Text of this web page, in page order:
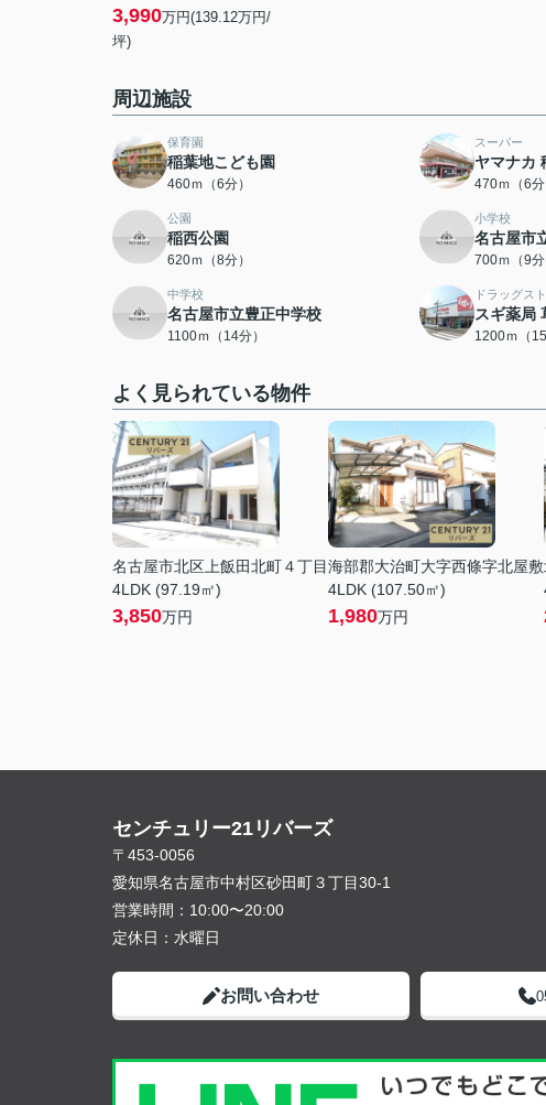
3,990万円(139.12万円/
坪)
周辺施設
保育園
稲葉地こども園
460ｍ（6分）
スーパー
ヤマナカ
470ｍ（6分
公園
稲西公園
620ｍ（8分）
小学校
名古屋市
700ｍ（9分
中学校
名古屋市立豊正中学校
1100ｍ（14分）
ドラッグス
スギ薬局
1200ｍ（15
よく見られている物件
名古屋市北区上飯田北町４丁目
4LDK (97.19㎡)
3,850万円
海部郡大治町大字西條字北屋敷
4LDK (107.50㎡)
1,980万円
センチュリー21リバーズ
〒453-0056
愛知県名古屋市中村区砂田町３丁目30-1
営業時間： 10:00〜20:00
定休日： 水曜日
お問い合わせ